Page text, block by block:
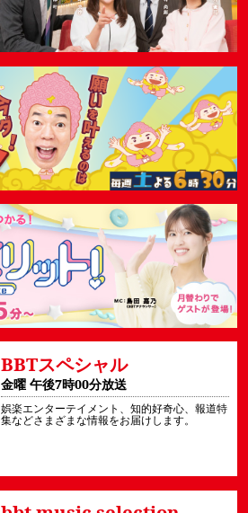
BBTスペシャル
金曜 午後7時00分放送
娯楽エンターテイメント、知的好奇心、報道特
集などさまざまな情報をお届けします。